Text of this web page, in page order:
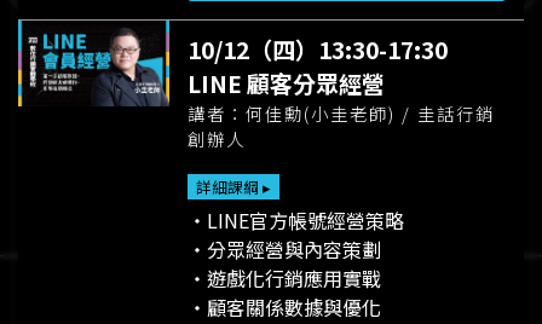
10/12（四）13:30-17:30
LINE 顧客分眾經營
講者：何佳勳(小圭老師) / 圭話行銷
創辦人
詳細課綱 ▸
・LINE官方帳號經營策略
・分眾經營與內容策劃
・遊戲化行銷應用實戰
・顧客關係數據與優化